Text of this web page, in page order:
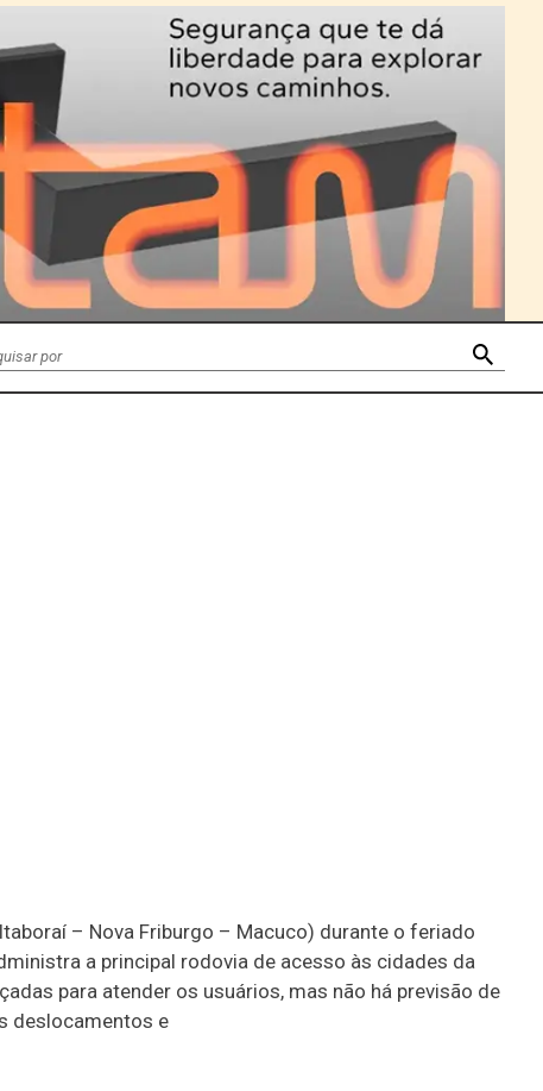
– Nova Friburgo – Macuco) durante o feriado
a principal rodovia de acesso às cidades da
para atender os usuários, mas não há previsão de
deslocamentos e